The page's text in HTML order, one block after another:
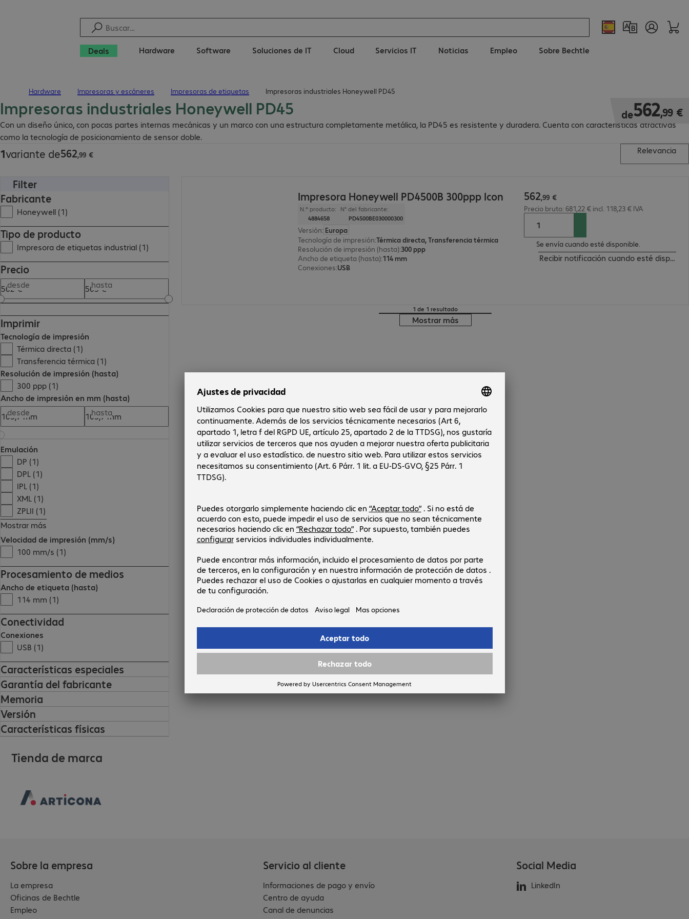
Deals Hardware Software Soluciones de IT Cloud Servicios IT Noticias Empleo Sobre Bechtle
Hardware Impresoras y escáneres Impresoras de etiquetas Impresoras industriales Honeywell PD45
Impresoras industriales Honeywell PD45
Con un diseño único, con pocas partes internas mecánicas y un marco con una estructura completamente metálica, la PD45 es resistente y duradera. Cuenta con características atractivas
como la tecnología de posicionamiento de sensor doble.
de562,99 €
562,99 €
1variante de562,99 €
562,99 €
Relevancia
Filter
Fabricante
Honeywell (1)
Tipo de producto
Impresora de etiquetas industrial (1)
Precio
desde hasta
Imprimir
Tecnología de impresión
Térmica directa (1)
Transferencia térmica (1)
Resolución de impresión (hasta)
300 ppp (1)
Ancho de impresión en mm (hasta)
desde
hasta
Emulación
DP (1)
DPL (1)
IPL (1)
XML (1)
ZPLII (1)
Mostrar más
Velocidad de impresión (mm/s)
100 mm/s (1)
Procesamiento de medios
Ancho de etiqueta (hasta)
114 mm (1)
Conectividad
Conexiones
USB (1)
Características especiales
Garantía del fabricante
Memoria
Versión
Características físicas
Impresora Honeywell PD4500B 300ppp Icon
N.º producto:
4884658
N° del fabricante:
PD4500BE030000300
Versión: Europa
Tecnología de impresión:Térmica directa, Transferencia térmica
Resolución de impresión (hasta):300 ppp
Ancho de etiqueta (hasta):114 mm
Conexiones:USB
562,99 €
Precio bruto: 681,22 € incl. 118,23 € IVA
Se envía cuando esté disponible.
Recibir notificación cuando esté
1 de 1 resultado
Mostrar más
Tienda de marca
Sobre la empresa
La empresa
Oficinas de Bechtle
Empleo
Servicio al cliente
Informaciones de pago y envío
Centro de ayuda
Canal de denuncias
Social Media
LinkedIn